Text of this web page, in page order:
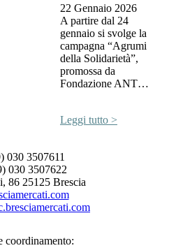
22 Gennaio 2026
A partire dal 24
gennaio si svolge la
campagna “Agrumi
della Solidarietà”,
promossa da
Fondazione ANT…
Leggi tutto >
030 3507611
030 3507622
86 25125 Brescia
coordinamento: